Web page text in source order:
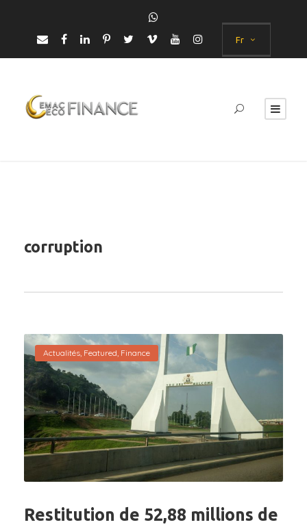
Fr
corruption
Actualités, Featured, Finance
Restitution de 52,88 millions de